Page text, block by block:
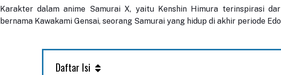
Karakter dalam anime Samurai X, yaitu Kenshin Himura terinspirasi
bernama Kawakami Gensai, seorang Samurai yang hidup di akhir periode
Daftar Isi